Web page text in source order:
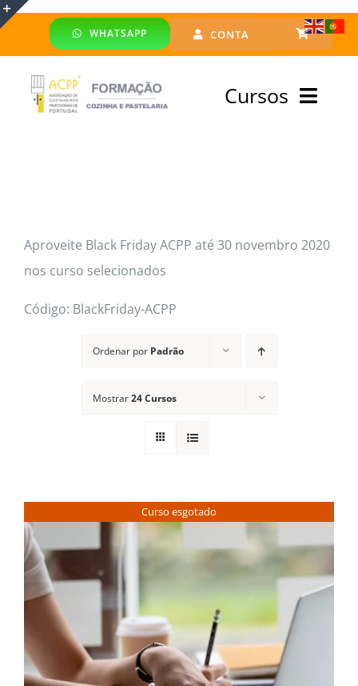
Skip
WHATSAPP CONTA
Cursos
Especialização
Aproveite Black Friday ACPP até 30 novembro 2020
nos curso selecionados
Código: BlackFriday-ACPP
Ordenar por Padrão
Mostrar24 Cursos
Curso esgotado